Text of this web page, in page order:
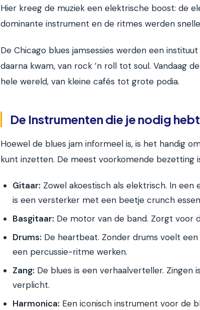
Hier kreeg de muziek een elektrische boost: de
dominante instrument en de ritmes werden
De Chicago blues jamsessies werden een
daarna kwam, van rock ’n roll tot soul. Vandaag
hele wereld, van kleine cafés tot grote podia.
De Instrumenten die je nodig hebt
Hoewel de blues jam informeel is, is het handig
kunt inzetten. De meest voorkomende bezetting
Gitaar: Zowel akoestisch als elektrisch. In
is een versterker met een beetje crunch
Basgitaar: De motor van de band. Zorgt voor
Drums: De heartbeat. Zonder drums voelt
een percussie-ritme werken.
Zang: De blues is een verhaalverteller. Zingen
verplicht.
Harmonica: Een iconisch instrument voor de